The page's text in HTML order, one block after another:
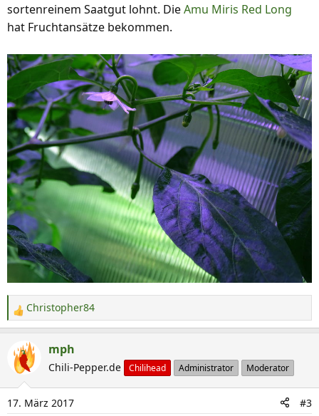
n
:
sortenreinem Saatgut lohnt. DieAmu Miris Red Long
hat Fruchtansätze bekommen.
R
e
a
k
i
o
Christopher84
mph
Chili-Pepper.de Chilihead Administrator Moderator
17. März 2017 #3